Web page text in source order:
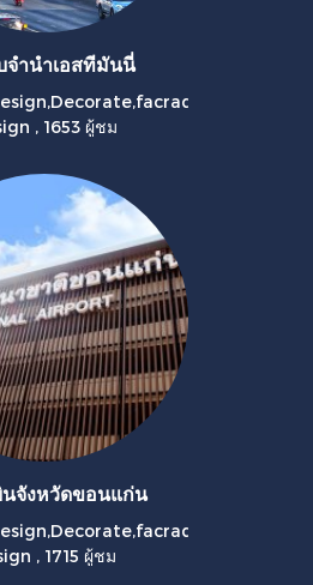
จำนำเอสทีมันนี่
, 1653 ผู้ชม
จังหวัดขอนแก่น
, 1715 ผู้ชม